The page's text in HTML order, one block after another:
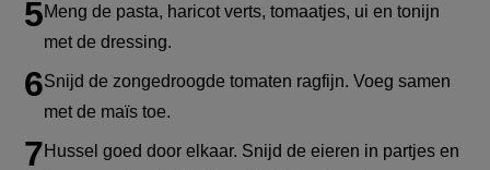
Meng de pasta, haricot verts, tomaatjes, ui en tonijn
met de dressing.
Snijd de zongedroogde tomaten ragfijn. Voeg samen
met de maïs toe.
Hussel goed door elkaar. Snijd de eieren in partjes en